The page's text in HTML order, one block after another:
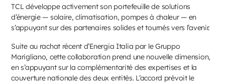
TCL développe activement son portefeuille de solutions
d’énergie — solaire, climatisation, pompes à chaleur — en
s’appuyant sur des partenaires solides et tournés vers l’avenir.
Suite au rachat récent d’Energia Italia par le Gruppo
Marigliano, cette collaboration prend une nouvelle dimension,
en s’appuyant sur la complémentarité des expertises et la
couverture nationale des deux entités. L’accord prévoit le